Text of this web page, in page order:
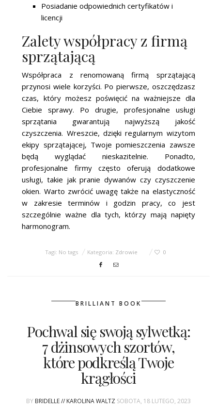
Posiadanie odpowiednich certyfikatów i
licencji
Zalety współpracy z firmą
sprzątającą
Współpraca z renomowaną firmą sprzątającą
przynosi wiele korzyści. Po pierwsze, oszczędzasz
czas, który możesz poświęcić na ważniejsze dla
Ciebie sprawy. Po drugie, profesjonalne usługi
sprzątania gwarantują najwyższą jakość
czyszczenia. Wreszcie, dzięki regularnym wizytom
ekipy sprzątającej, Twoje pomieszczenia zawsze
będą wyglądać nieskazitelnie. Ponadto,
profesjonalne firmy często oferują dodatkowe
usługi, takie jak pranie dywanów czy czyszczenie
okien. Warto zwrócić uwagę także na elastyczność
w zakresie terminów i godzin pracy, co jest
szczególnie ważne dla tych, którzy mają napięty
harmonogram.
Tagi: No tags Kategoria: Zdrowie 0
BRILLIANT BOOK
Pochwal się swoją sylwetką:
7 dżinsowych szortów,
które podkreślą Twoje
krągłości
BY BRIDELLE // KAROLINA WALTZ SOBOTA, 18 LUTEGO, 2023